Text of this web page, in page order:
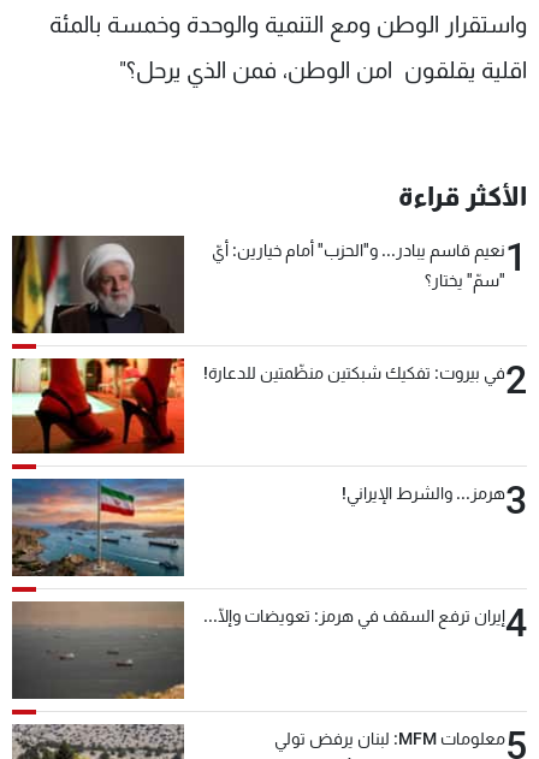
واستقرار الوطن ومع التنمية والوحدة وخمسة بالمئة
اقلية يقلقون امن الوطن، فمن الذي يرحل؟"
الأكثر قراءة
1نعيم قاسم يبادر... و"الحزب" أمام خيارين: أيّ
"سمّ" يختار؟
2في بيروت: تفكيك شبكتين منظّمتين للدعارة!
3هرمز... والشرط الإيراني!
4إيران ترفع السقف في هرمز: تعويضات وإلّا...
5
معلومات MFM: لبنان يرفض تولي